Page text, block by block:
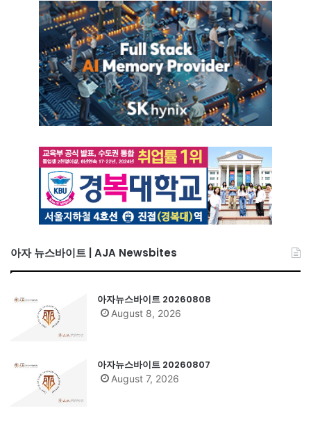
아자 뉴스바이트 | AJA Newsbites
아자뉴스바이트 20260808
August 8, 2026
아자뉴스바이트 20260807
August 7, 2026